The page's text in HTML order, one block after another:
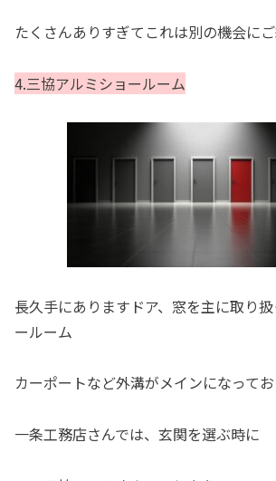
たくさんありすぎてこれは別の機会に
4.三協アルミショールーム
長久手にありますドア、窓を主に取り
ールーム
カーポートなど外溝がメインになって
一条工務店さんでは、玄関を選ぶ時に